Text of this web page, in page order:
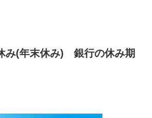
み(年末休み) 銀行の休み期